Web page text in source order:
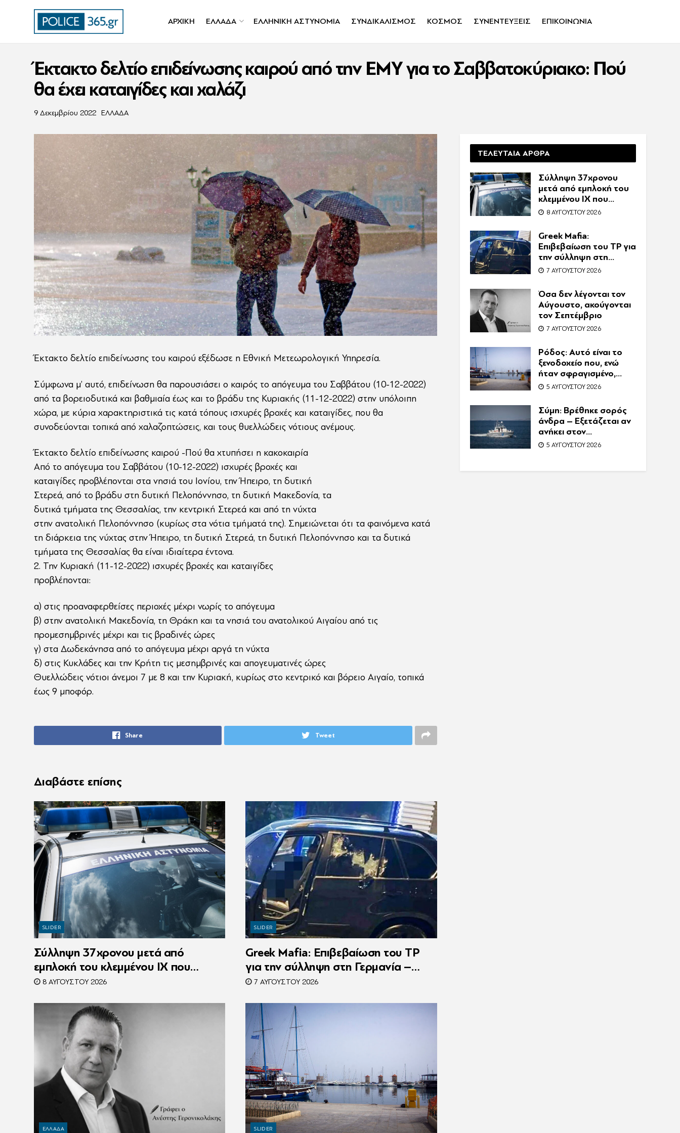
ΑΡΧΙΚΗ ΕΛΛΑΔΑ ΕΛΛΗΝΙΚΗ ΑΣΤΥΝΟΜΙΑ ΣΥΝΔΙΚΑΛΙΣΜΟΣ ΚΟΣΜΟΣ ΣΥΝΕΝΤΕΥΞΕΙΣ ΕΠΙΚΟΙΝΩΝΙΑ
Έκτακτο δελτίο επιδείνωσης καιρού από την ΕΜΥ για το Σαββατοκύριακο: Πού
θα έχει καταιγίδες και χαλάζι
9 Δεκεμβρίου 2022 ΕΛΛΑΔΑ
Έκτακτο δελτίο επιδείνωσης του καιρού εξέδωσε η Εθνική Μετεωρολογική Υπηρεσία.
Σύμφωνα μ’ αυτό, επιδείνωση θα παρουσιάσει ο καιρός το απόγευμα του Σαββάτου (10-12-2022)
από τα βορειοδυτικά και βαθμιαία έως και το βράδυ της Κυριακής (11-12-2022) στην υπόλοιπη
χώρα, με κύρια χαρακτηριστικά τις κατά τόπους ισχυρές βροχές και καταιγίδες, που θα
συνοδεύονται τοπικά από χαλαζοπτώσεις, και τους θυελλώδεις νότιους ανέμους.
Έκτακτο δελτίο επιδείνωσης καιρού -Πού θα χτυπήσει η κακοκαιρία
Από το απόγευμα του Σαββάτου (10-12-2022) ισχυρές βροχές και
καταιγίδες προβλέπονται στα νησιά του Ιονίου, την Ήπειρο, τη δυτική
Στερεά, από το βράδυ στη δυτική Πελοπόννησο, τη δυτική Μακεδονία, τα
δυτικά τμήματα της Θεσσαλίας, την κεντρική Στερεά και από τη νύχτα
στην ανατολική Πελοπόννησο (κυρίως στα νότια τμήματά της). Σημειώνεται ότι τα φαινόμενα κατά
τη διάρκεια της νύχτας στην Ήπειρο, τη δυτική Στερεά, τη δυτική Πελοπόννησο και τα δυτικά
τμήματα της Θεσσαλίας θα είναι ιδιαίτερα έντονα.
2. Την Κυριακή (11-12-2022) ισχυρές βροχές και καταιγίδες
προβλέπονται:
α) στις προαναφερθείσες περιοχές μέχρι νωρίς το απόγευμα
β) στην ανατολική Μακεδονία, τη Θράκη και τα νησιά του ανατολικού Αιγαίου από τις
προμεσημβρινές μέχρι και τις βραδινές ώρες
γ) στα Δωδεκάνησα από το απόγευμα μέχρι αργά τη νύχτα
δ) στις Κυκλάδες και την Κρήτη τις μεσημβρινές και απογευματινές ώρες
Θυελλώδεις νότιοι άνεμοι 7 με 8 και την Κυριακή, κυρίως στο κεντρικό και βόρειο Αιγαίο, τοπικά
έως 9 μποφόρ.
Share Tweet
Διαβάστε επίσης
SLIDER
Σύλληψη 37χρονου μετά από
εμπλοκή του κλεμμένου ΙΧ που
οδηγούσε σε τροχαίο
8 ΑΥΓΟΎΣΤΟΥ 2026
SLIDER
Greek Mafia: Επιβεβαίωση τoυ ΤP
για την σύλληψη στη Γερμανία –
Ένας ακόμη κατηγορούμενος για τον
7 ΑΥΓΟΎΣΤΟΥ 2026
ΕΛΛΑΔΑ SLIDER
ΤΕΛΕΥΤΑΙΑ ΑΡΘΡΑ
Σύλληψη 37χρονου
μετά από εμπλοκή του
κλεμμένου ΙΧ που
οδηγούσε σε τροχαίο
8 ΑΥΓΟΎΣΤΟΥ 2026
Greek Mafia:
Επιβεβαίωση τoυ ΤP για
την σύλληψη στη
Γερμανία – Ένας ακόμη
τον θάνατο του
Ζαμπούνη
7 ΑΥΓΟΎΣΤΟΥ 2026
Όσα δεν λέγονται τον
Αύγουστο, ακούγονται
τον Σεπτέμβριο
7 ΑΥΓΟΎΣΤΟΥ 2026
Ρόδος: Αυτό είναι το
ξενοδοχείο που, ενώ
ήταν σφραγισμένο,
λειτουργούσε κανονικά
Συνελήφθη η
συνιδιοκτήτρια
5 ΑΥΓΟΎΣΤΟΥ 2026
Σύμη: Βρέθηκε σορός
άνδρα – Εξετάζεται αν
ανήκει στον
αγνοούμενο Γερμανό
5 ΑΥΓΟΎΣΤΟΥ 2026